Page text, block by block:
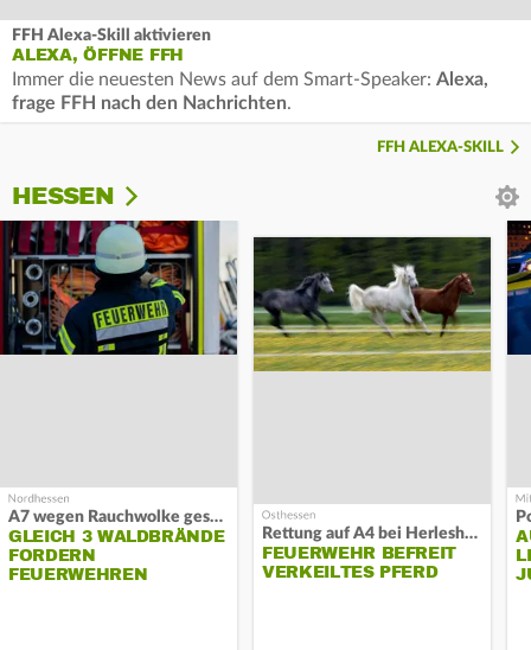
FFH Alexa-Skill aktivieren
ALEXA, ÖFFNE FFH
Immer die neuesten News auf dem Smart-Speaker: Alexa,
frage FFH nach den Nachrichten.
FFH ALEXA-SKILL
HESSEN
A7 wegen Rauchwolke gesperrt
GLEICH 3 WALDBRÄNDE
FORDERN
FEUERWEHREN
Rettung auf A4 bei Herleshausen
FEUERWEHR BEFREIT
VERKEILTES PFERD